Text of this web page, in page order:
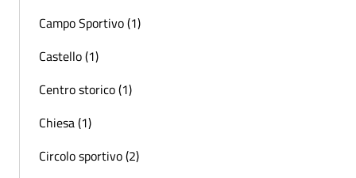
Campo Sportivo (1)
Castello (1)
Centro storico (1)
Chiesa (1)
Circolo sportivo (2)